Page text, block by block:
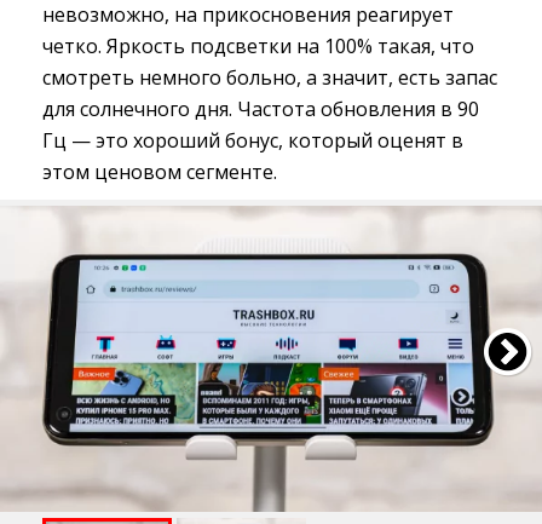
невозможно, на прикосновения реагирует
четко. Яркость подсветки на 100% такая, что
смотреть немного больно, а значит, есть запас
для солнечного дня. Частота обновления в 90
Гц — это хороший бонус, который оценят в
этом ценовом сегменте.